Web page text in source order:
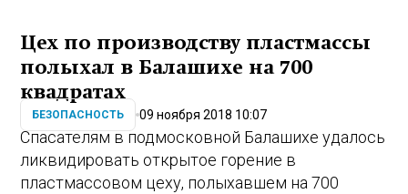
Цех по производству пластмассы
полыхал в Балашихе на 700
квадратах
БЕЗОПАСНОСТЬ 09 ноября 2018 10:07
Спасателям в подмосковной Балашихе удалось
ликвидировать открытое горение в
пластмассовом цеху, полыхавшем на 700